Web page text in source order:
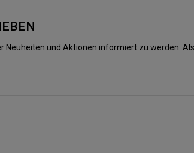
Neuheiten und Aktionen informiert zu werden.